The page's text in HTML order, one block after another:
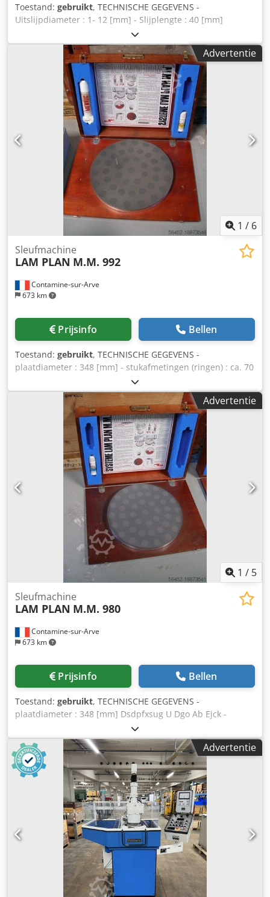
Toestand: gebruikt, TECHNISCHE GEGEVENS -
Uitslijpdiameter : 1- 12 [mm] - Slijplengte : 40 [mm]
Dcedpfeug U Dtox Ab Esk - 2 slijpkoppen - 1 inspectiekop -
1 ontbraamkop met meerspillige kop
Advertentie
1 / 6
Contamine-sur-Arve
673 km
Sleufmachine
LAM PLAN M.M. 992
Prijsinfo Bellen
Toestand: gebruikt, TECHNISCHE GEGEVENS -
plaatdiameter : 348 [mm] - stukafmetingen (ringen) : ca. 70
[mm] - stukafmetingen (vol) : ca. 40 [mm] - Andere
werkdikte : ca. 5 [mm] ACCESSOIRES - zoals op foto's
Dcedjug U Dmspfx Ab Ejk
Advertentie
1 / 5
Contamine-sur-Arve
673 km
Sleufmachine
LAM PLAN M.M. 980
Prijsinfo Bellen
Toestand: gebruikt, TECHNISCHE GEGEVENS -
plaatdiameter : 348 [mm] Dsdpfxsug U Dgo Ab Ejck -
stukafmetingen (ringen) : ca. 70 [mm] - stukafmetingen
(vol) : ca. 40 [mm] - Andere werkdikte : ca. 5 [mm]
ACCESSOIRES - zoals op foto's
Advertentie